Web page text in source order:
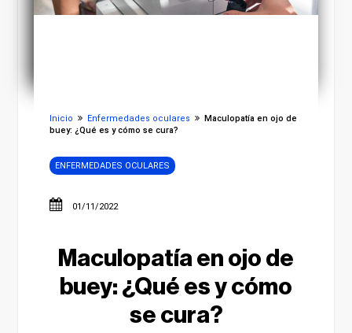
Inicio Enfermedades oculares
Maculopatía en ojo de
buey: ¿Qué es y cómo se cura?
ENFERMEDADES OCULARES
01/11/2022
Maculopatía en ojo de
buey: ¿Qué es y cómo
se cura?